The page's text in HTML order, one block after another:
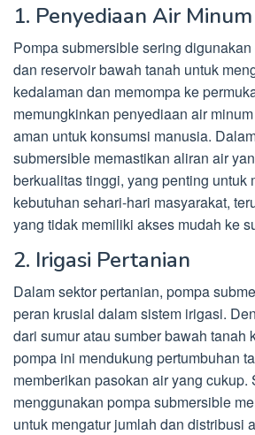
1. Penyediaan Air Minum
Pompa submersible sering
dan reservoir bawah tanah untuk
kedalaman dan memompa ke
memungkinkan penyediaan air
aman untuk konsumsi manusia.
submersible memastikan aliran air
berkualitas tinggi, yang penting untuk
kebutuhan sehari-hari masyarakat,
yang tidak memiliki akses mudah ke
2. Irigasi Pertanian
Dalam sektor pertanian, pompa
peran krusial dalam sistem irigasi.
dari sumur atau sumber bawah tanah
pompa ini mendukung pertumbuhan
memberikan pasokan air yang cukup.
menggunakan pompa submersible
untuk mengatur jumlah dan distribusi